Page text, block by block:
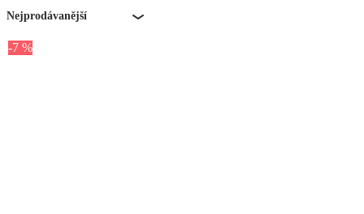
Nejprodávanější
-7 %